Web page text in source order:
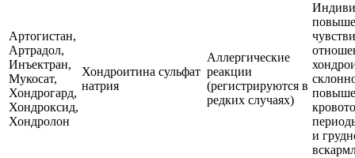
Артогистан,
Артрадол,
Инъектран,
Мукосат,
Хондрогард,
Хондроксид,
Хондролон
Хондроитина сульфат
натрия
Аллергические
реакции
(регистрируются в
редких случаях)
и